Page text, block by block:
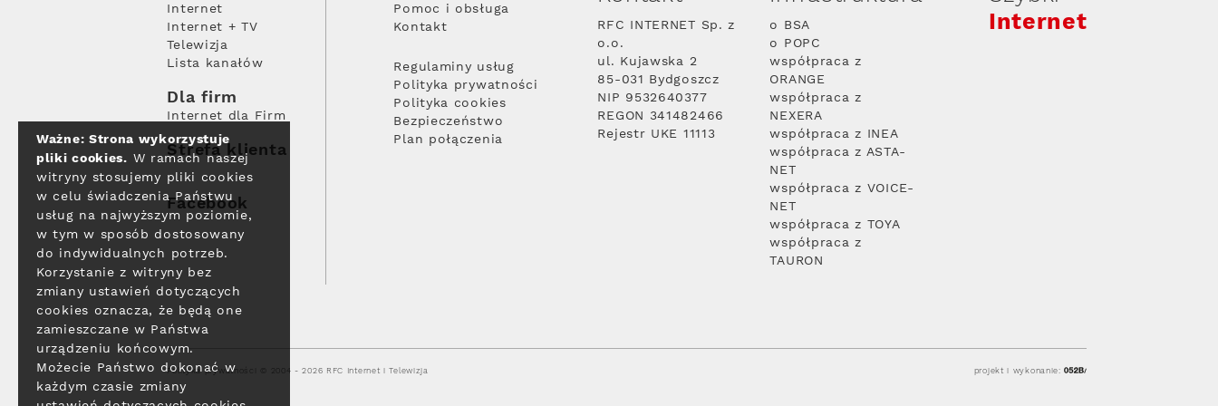
Internet
Internet + TV
Telewizja
Lista kanałów
Dla firm
Internet dla Firm
Strefa klienta
Facebook
Pomoc i obsługa
Kontakt
Regulaminy usług
Polityka prywatności
Polityka cookies
Bezpieczeństwo
Plan połączenia
RFC INTERNET Sp. z
o.o.
ul. Kujawska 2
85-031 Bydgoszcz
NIP 9532640377
REGON 341482466
Rejestr UKE 11113
o BSA
o POPC
współpraca z
ORANGE
współpraca z
NEXERA
współpraca z INEA
współpraca z ASTA-
NET
współpraca z VOICE-
NET
współpraca z TOYA
współpraca z
TAURON
Internet
Polityka prywatności © 2004 - 2026 RFC Internet i Telewizja projekt i wykonanie:
Ważne: Strona wykorzystuje
pliki cookies. W ramach naszej
witryny stosujemy pliki cookies
w celu świadczenia Państwu
usług na najwyższym poziomie,
w tym w sposób dostosowany
do indywidualnych potrzeb.
Korzystanie z witryny bez
zmiany ustawień dotyczących
cookies oznacza, że będą one
zamieszczane w Państwa
urządzeniu końcowym.
Możecie Państwo dokonać w
każdym czasie zmiany